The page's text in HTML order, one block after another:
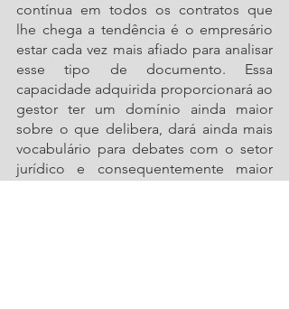
contínua em todos os contratos que
lhe chega a tendência é o empresário
estar cada vez mais afiado para analisar
esse tipo de documento. Essa
capacidade adquirida proporcionará ao
gestor ter um domínio ainda maior
sobre o que delibera, dará ainda mais
vocabulário para debates com o setor
jurídico e consequentemente maior